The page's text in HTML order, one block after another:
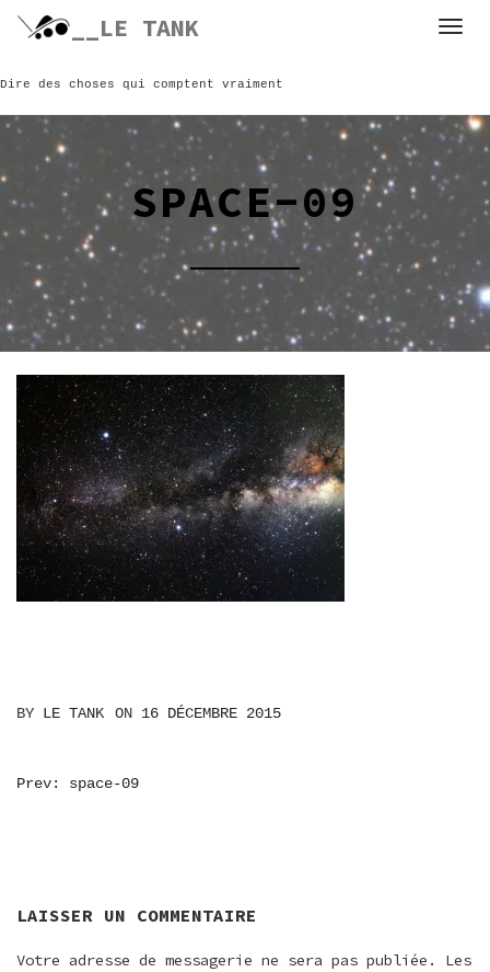
Skip
__LE TANK
Dire des choses qui comptent vraiment
SPACE-09
BY LE TANK ON 16 DÉCEMBRE 2015
NAVIGATION
Prev: space-09
LAISSER UN COMMENTAIRE
Votre adresse de messagerie ne sera pas publiée.
Les